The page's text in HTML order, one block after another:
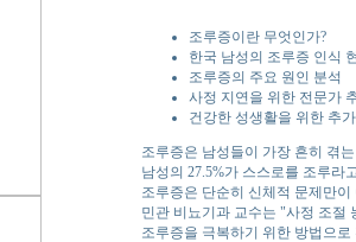
조루증이란 무엇인가?
한국 남성의 조루증 인식
조루증의 주요 원인 분석
사정 지연을 위한 전문가
건강한 성생활을 위한 추
조루증은 남성들이 가장 흔히 겪
남성의 27.5%가 스스로를 조루라
조루증은 단순히 신체적 문제만
민관 비뇨기과 교수는 "사정 조절
조루증을 극복하기 위한 방법으